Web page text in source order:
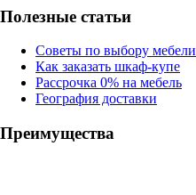
Полезные статьи
Советы по выбору мебели
Как заказать шкаф-купе
Рассрочка 0% на мебель
География доставки
Преимущества